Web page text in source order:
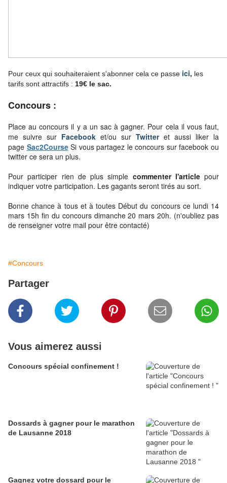
Pour ceux qui souhaiteraient s'abonner cela ce passe ici, les
tarifs sont attractifs : 19€ le sac.
Concours :
Place au concours il y a un sac à gagner. Pour celail vous faut,
me suivre sur Facebook et/ou sur Twitteret aussi liker la
page Sac2CourseSi vous partagez le concours sur facebook ou
twitter ce sera un plus.
Pour participer rien de plus simple commenter l'articlepour
indiquer votre participation. Les gagants seront tirés au sort.
Bonne chance à tous et à toutes Début du concours ce lundi 14
mars 15h fin du concours dimanche 20 mars 20h. (n'oubliez pas
de renseigner votre mail pour être contacté)
#Concours
Partager
Vous aimerez aussi
Concours spécial confinement !
Dossards à gagner pour le marathon
de Lausanne 2018
Gagnez votre dossard pour le